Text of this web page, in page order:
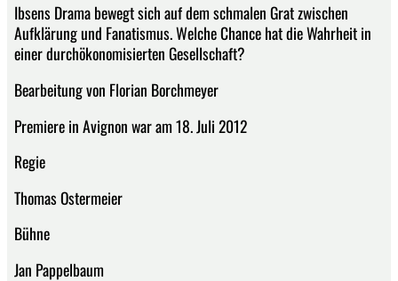
Ibsens Drama bewegt sich auf dem schmalen Grat zwischen
Aufklärung und Fanatismus. Welche Chance hat die Wahrheit in
einer durchökonomisierten Gesellschaft?
Bearbeitung von Florian Borchmeyer
Premiere in Avignon war am 18. Juli 2012
Regie
Thomas Ostermeier
Bühne
Jan Pappelbaum